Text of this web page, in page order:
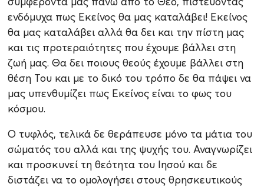
ενδόμυχα πως Εκείνος θα μας καταλάβει! Εκείνος
θα μας καταλάβει αλλά θα δει και την πίστη μας
και τις προτεραιότητες που έχουμε βάλλει στη
ζωή μας. Θα δει ποιους θεούς έχουμε βάλλει στη
θέση Του και με το δικό του τρόπο δε θα πάψει να
μας υπενθυμίζει πως Εκείνος είναι το φως του
κόσμου.
Ο τυφλός, τελικά δε θεράπευσε μόνο τα μάτια του
σώματός του αλλά και της ψυχής του. Αναγνωρίζει
και προσκυνεί τη θεότητα του Ιησού και δε
διστάζει να το ομολογήσει στους θρησκευτικούς